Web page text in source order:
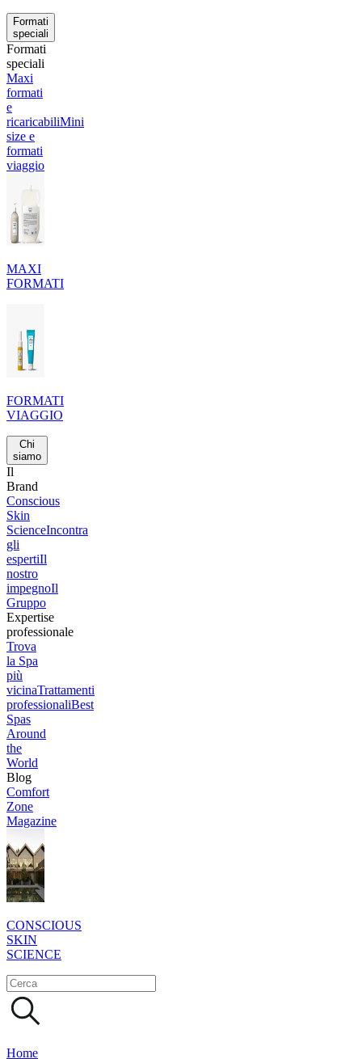
Formati
speciali
Formati
speciali
Maxi
formati
e
ricaricabiliMini
size e
formati
viaggio
MAXI
FORMATI
FORMATI
VIAGGIO
Chi
siamo
Il
Brand
Conscious
Skin
ScienceIncontra
gli
espertiIl
nostro
impegnoIl
Gruppo
Expertise
professionale
Trova
la Spa
più
vicinaTrattamenti
professionaliBest
Spas
Around
the
World
Blog
Comfort
Zone
Magazine
CONSCIOUS
SKIN
SCIENCE
Home